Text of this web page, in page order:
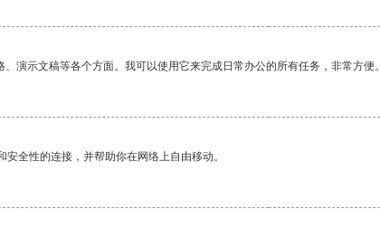
演示文稿等各个方面。我可以使用它来完成日常办公的所有任务，非常方便。
全性的连接，并帮助你在网络上自由移动。